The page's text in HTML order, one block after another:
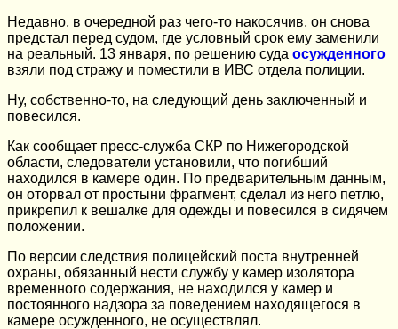
Недавно, в очередной раз чего-то накосячив, он снова
предстал перед судом, где условный срок ему заменили
на реальный. 13 января, по решению суда осужденного
взяли под стражу и поместили в ИВС отдела полиции.
Ну, собственно-то, на следующий день заключенный и
повесился.
Как сообщает пресс-служба СКР по Нижегородской
области, следователи установили, что погибший
находился в камере один. По предварительным данным,
он оторвал от простыни фрагмент, сделал из него петлю,
прикрепил к вешалке для одежды и повесился в сидячем
положении.
По версии следствия полицейский поста внутренней
охраны, обязанный нести службу у камер изолятора
временного содержания, не находился у камер и
постоянного надзора за поведением находящегося в
камере осужденного, не осуществлял.